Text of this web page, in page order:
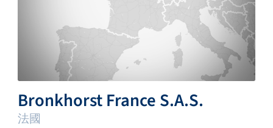
Bronkhorst France S.A.S.
法國